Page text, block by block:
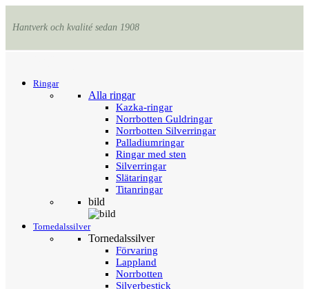
Hantverk och kvalité sedan 1908
Ringar
Alla ringar
Kazka-ringar
Norrbotten Guldringar
Norrbotten Silverringar
Palladiumringar
Ringar med sten
Silverringar
Slätaringar
Titanringar
bild
Tornedalssilver
Tornedalssilver
Förvaring
Lappland
Norrbotten
Silverbestick